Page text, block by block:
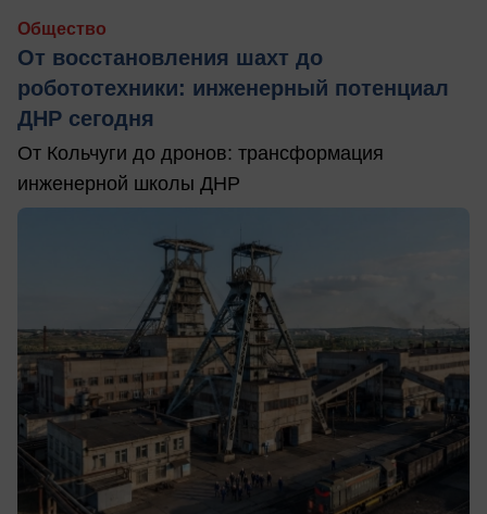
Общество
От восстановления шахт до
робототехники: инженерный потенциал
ДНР сегодня
От Кольчуги до дронов: трансформация
инженерной школы ДНР